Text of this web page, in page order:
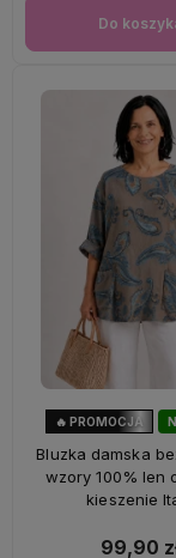
Do
🔥 PROMOCJA
Bluzka damska
wzory 100% len
kieszenie
99,90